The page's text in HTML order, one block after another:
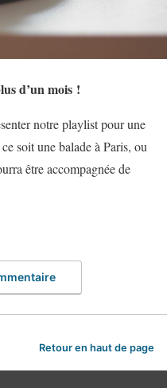
d’un mois !
notre playlist pour une
soit une balade à Paris, ou
être accompagnée de
Retour en haut de page